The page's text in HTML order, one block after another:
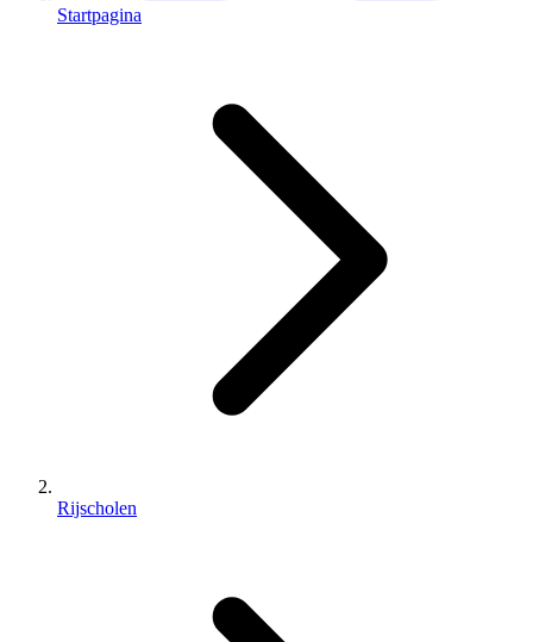
Startpagina
Rijscholen